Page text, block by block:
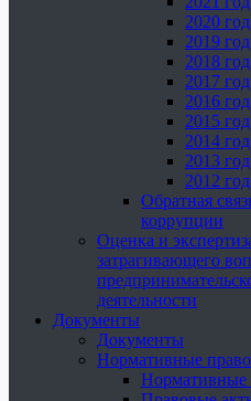
2020 год
2019 год
2018 год
2017 год
2016 год
2015 год
2014 год
2013 год
2012 год
Обратная
коррупции
Оценка и
затрагивающего
деятельности
Документы
Документы
Нормативные
Нормативные